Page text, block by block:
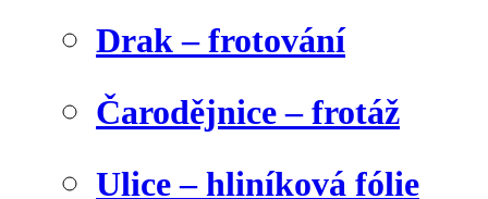
Drak – frotování
Čarodějnice – frotáž
Ulice – hliníková fólie